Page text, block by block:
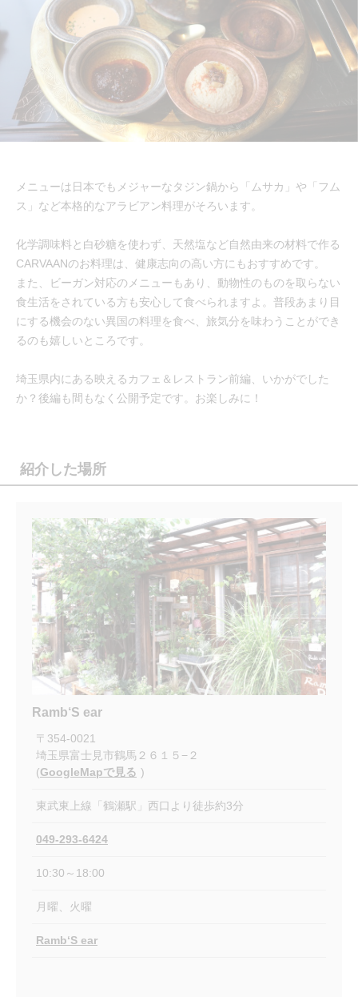
メニューは日本でもメジャーなタジン鍋から「ムサカ」や「フム
ス」など本格的なアラビアン料理がそろいます。
化学調味料と白砂糖を使わず、天然塩など自然由来の材料で作る
CARVAANのお料理は、健康志向の高い方にもおすすめです。
また、ビーガン対応のメニューもあり、動物性のものを取らない
食生活をされている方も安心して食べられますよ。普段あまり目
にする機会のない異国の料理を食べ、旅気分を味わうことができ
るのも嬉しいところです。
埼玉県内にある映えるカフェ＆レストラン前編、いかがでした
か？後編も間もなく公開予定です。お楽しみに！
紹介した場所
Ramb‘S ear
〒 354-0021
埼玉県富士見市鶴馬２６１５−２
(GoogleMapで見る )
東武東上線「鶴瀬駅」西口より徒歩約3分
049-293-6424
10:30～18:00
月曜、火曜
Ramb‘S ear